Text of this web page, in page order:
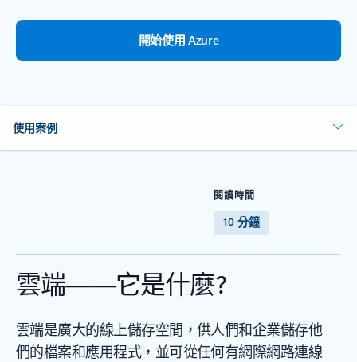
開始使用 Azure
使用案例
閱讀時間
10 分鐘
雲端——它是什麼?
雲端是廣大的線上儲存空間，供人們和企業儲存他
們的檔案和應用程式，並可從任何有網際網路連線